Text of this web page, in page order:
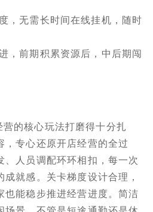
，无需长时间在线挂机，随时
，前期积累资源后，中后期闯
的核心玩法打磨得十分扎
，专心还原开店经营的全过
、人员调配环环相扣，每一次
就感。关卡梯度设计合理，
也能稳步推进经营进度。简洁